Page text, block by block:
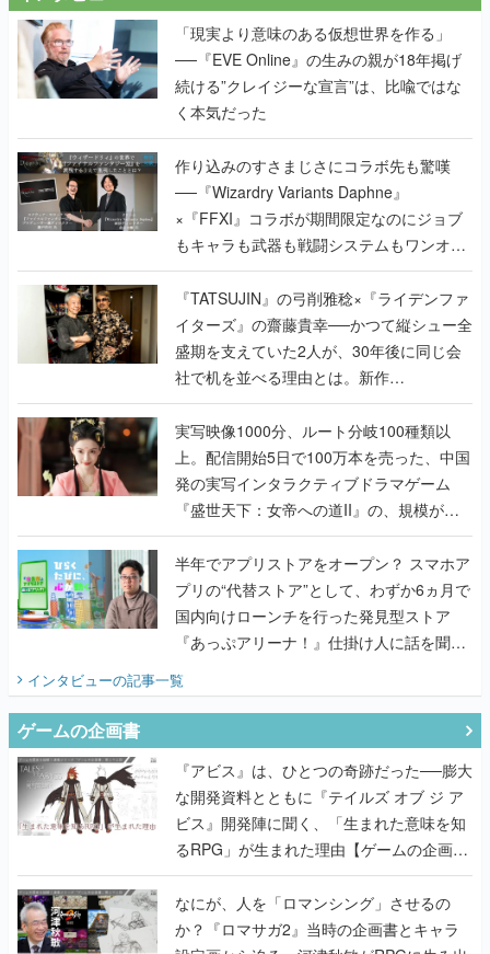
「現実より意味のある仮想世界を作る」
──『EVE Online』の生みの親が18年掲げ
続ける”クレイジーな宣言”は、比喩ではな
く本気だった
作り込みのすさまじさにコラボ先も驚嘆
──『Wizardry Variants Daphne』
×『FFXI』コラボが期間限定なのにジョブ
もキャラも武器も戦闘システムもワンオフ
で作り込まれた理由を両ディレクターに聞
く
『TATSUJIN』の弓削雅稔×『ライデンファ
イターズ』の齋藤貴幸──かつて縦シュー全
盛期を支えていた2人が、30年後に同じ会
社で机を並べる理由とは。新作
『TATSUJIN EXTREME』で初タッグを組
んだレジェンド2人に訊く開発秘話
実写映像1000分、ルート分岐100種類以
上。配信開始5日で100万本を売った、中国
発の実写インタラクティブドラマゲーム
『盛世天下：女帝への道II』の、規模が違
うこだわりをプロデューサーに聞いた
半年でアプリストアをオープン？ スマホア
プリの“代替ストア”として、わずか6ヵ月で
国内向けローンチを行った発見型ストア
『あっぷアリーナ！』仕掛け人に話を聞い
てみた
インタビューの記事一覧
ゲームの企画書
『アビス』は、ひとつの奇跡だった──膨大
な開発資料とともに『テイルズ オブ ジ ア
ビス』開発陣に聞く、「生まれた意味を知
るRPG」が生まれた理由【ゲームの企画
書】
なにが、人を「ロマンシング」させるの
か？『ロマサガ2』当時の企画書とキャラ